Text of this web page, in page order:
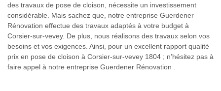
des travaux de pose de cloison, nécessite un investissement
considérable. Mais sachez que, notre entreprise Guerdener
Rénovation effectue des travaux adaptés à votre budget à
Corsier-sur-vevey. De plus, nous réalisons des travaux selon vos
besoins et vos exigences. Ainsi, pour un excellent rapport qualité
prix en pose de cloison à Corsier-sur-vevey 1804 ; n’hésitez pas à
faire appel à notre entreprise Guerdener Rénovation .